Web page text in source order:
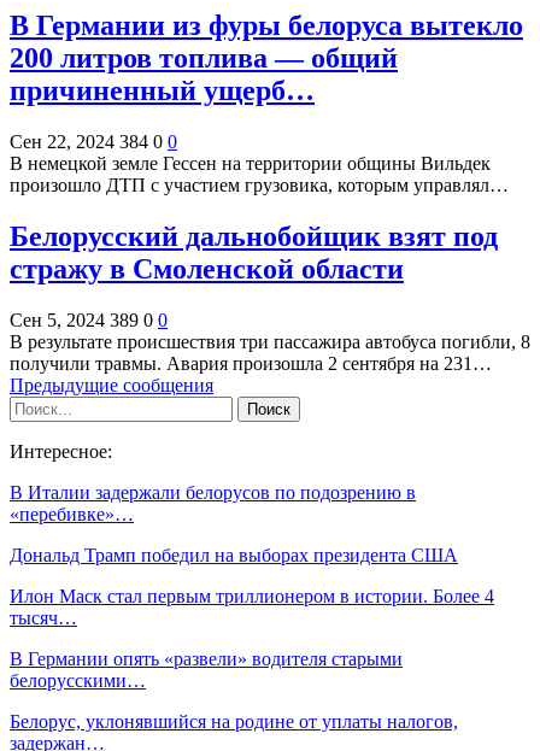
В Германии из фуры белоруса вытекло
200 литров топлива — общий
причиненный ущерб…
Сен 22, 2024 384 0 0
В немецкой земле Гессен на территории общины Вильдек
произошло ДТП с участием грузовика, которым управлял…
Белорусский дальнобойщик взят под
стражу в Смоленской области
Сен 5, 2024 389 0 0
В результате происшествия три пассажира автобуса погибли, 8
получили травмы. Авария произошла 2 сентября на 231…
Предыдущие сообщения
Интересное:
В Италии задержали белорусов по подозрению в
«перебивке»…
Дональд Трамп победил на выборах президента США
Илон Маск стал первым триллионером в истории. Более 4
тысяч…
В Германии опять «развели» водителя старыми
белорусскими…
Белорус, уклонявшийся на родине от уплаты налогов,
задержан…